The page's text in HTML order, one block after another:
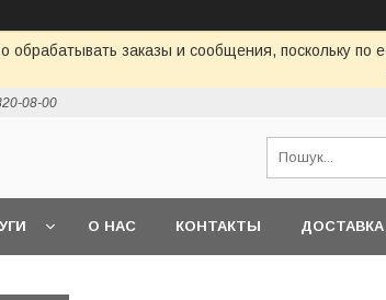
обрабатывать заказы и сообщения, поскольку
08-00
О НАС КОНТАКТЫ